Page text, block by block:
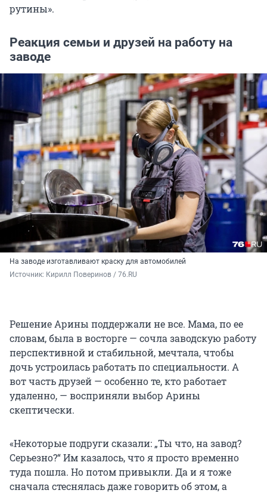
рутины».
Реакция семьи и друзей на работу на
заводе
На заводе изготавливают краску для автомобилей
Источник: Кирилл Поверинов / 76.RU
Решение Арины поддержали не все. Мама, по ее
словам, была в восторге — сочла заводскую работу
перспективной и стабильной, мечтала, чтобы
дочь устроилась работать по специальности. А
вот часть друзей — особенно те, кто работает
удаленно, — восприняли выбор Арины
скептически.
«Некоторые подруги сказали: „Ты что, на завод?
Серьезно?“ Им казалось, что я просто временно
туда пошла. Но потом привыкли. Да и я тоже
сначала стеснялась даже говорить об этом, а